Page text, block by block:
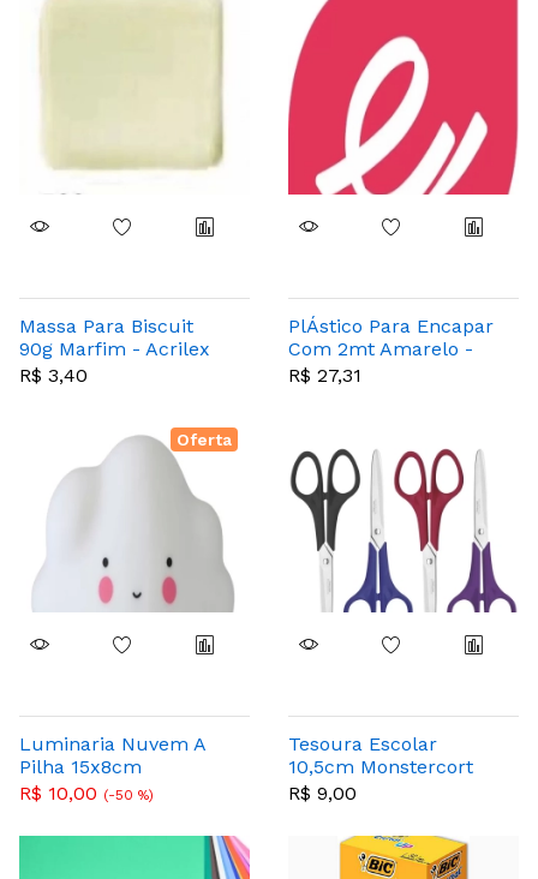
Massa Para Biscuit
90g Marfim - Acrilex
529
R$ 3,40
PlÁstico Para Encapar
Com 2mt Amarelo -
Pct Com 10 Unidades
R$ 27,31
Oferta
Luminaria Nuvem A
Pilha 15x8cm
R$ 10,00 (-50 %)
Tesoura Escolar
10,5cm Monstercort
Colorido - Tramontina
R$ 9,00